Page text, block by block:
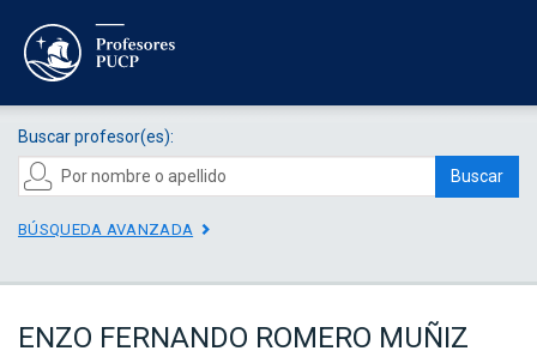
Buscar profesor(es):
Buscar
BÚSQUEDA AVANZADA
ENZO FERNANDO ROMERO MUÑIZ